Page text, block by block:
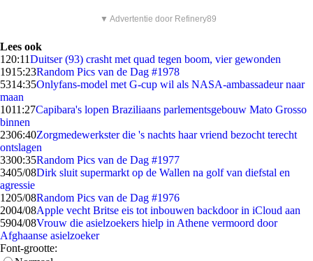
▼ Advertentie door Refinery89
Lees ook
1 20:11Duitser (93) crasht met quad tegen boom, vier gewonden
1915:23Random Pics van de Dag #1978
5314:35Onlyfans-model met G-cup wil als NASA-ambassadeur naar
maan
1011:27Capibara's lopen Braziliaans parlementsgebouw Mato Grosso
binnen
2306:40Zorgmedewerkster die 's nachts haar vriend bezocht terecht
ontslagen
3300:35Random Pics van de Dag #1977
3405/08Dirk sluit supermarkt op de Wallen na golf van diefstal en
agressie
1205/08Random Pics van de Dag #1976
2004/08Apple vecht Britse eis tot inbouwen backdoor in iCloud aan
5904/08Vrouw die asielzoekers hielp in Athene vermoord door
Afghaanse asielzoeker
Font-grootte: